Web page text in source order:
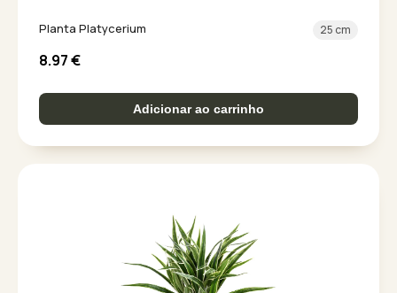
Planta Platycerium 25 cm
8.97€
Adicionar ao carrinho